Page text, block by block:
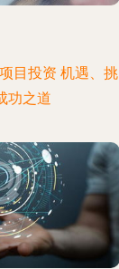
目投资 机遇、挑
功之道